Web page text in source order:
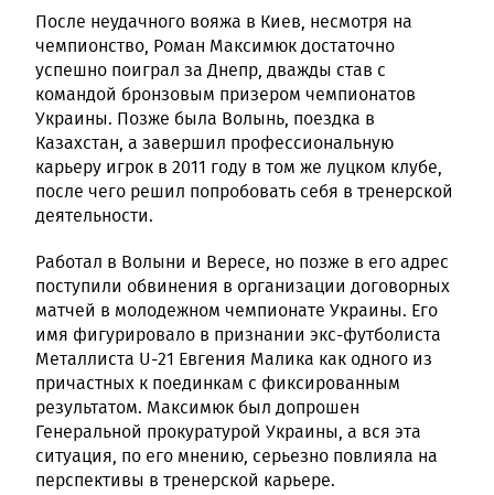
После неудачного вояжа в Киев, несмотря на
чемпионство, Роман Максимюк достаточно
успешно поиграл за Днепр, дважды став с
командой бронзовым призером чемпионатов
Украины. Позже была Волынь, поездка в
Казахстан, а завершил профессиональную
карьеру игрок в 2011 году в том же луцком клубе,
после чего решил попробовать себя в тренерской
деятельности.
Работал в Волыни и Вересе, но позже в его адрес
поступили обвинения в организации договорных
матчей в молодежном чемпионате Украины. Его
имя фигурировало в признании экс-футболиста
Металлиста U-21 Евгения Малика как одного из
причастных к поединкам с фиксированным
результатом. Максимюк был допрошен
Генеральной прокуратурой Украины, а вся эта
ситуация, по его мнению, серьезно повлияла на
перспективы в тренерской карьере.